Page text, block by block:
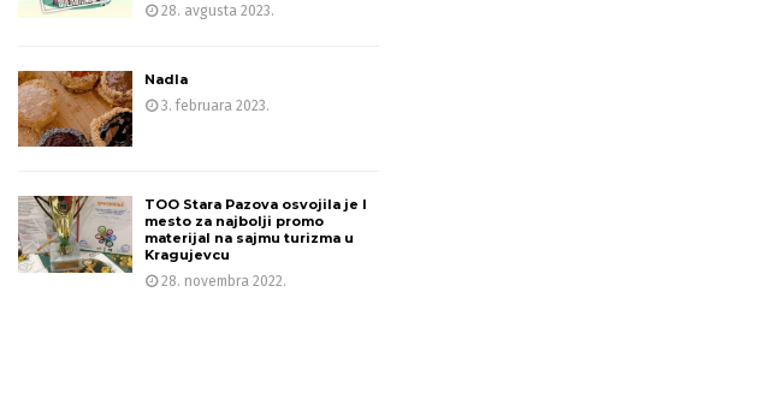
28. avgusta 2023.
Nadla
3. februara 2023.
TOO Stara Pazova osvojila je I
mesto za najbolji promo
materijal na sajmu turizma u
Kragujevcu
28. novembra 2022.